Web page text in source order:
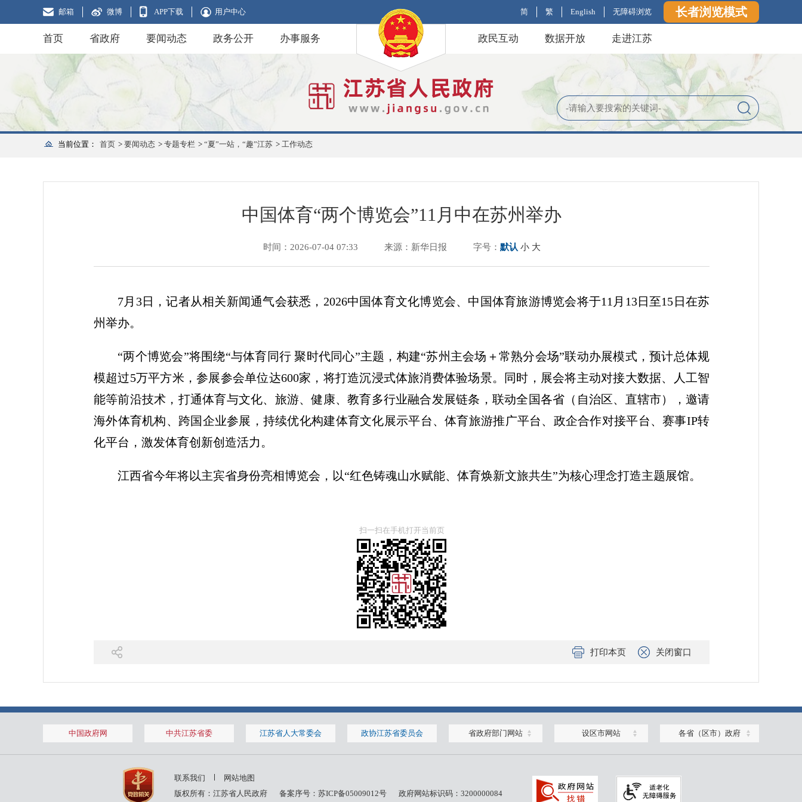
邮箱 微博 APP下载 用户中心 简 繁 English 无障碍浏览 长者浏览模式
首页 省政府 要闻动态 政务公开 办事服务 政民互动 数据开放 走进江苏
当前位置： 首页 > 要闻动态 > 专题专栏 > “夏”一站，“趣”江苏 > 工作动态
中国体育“两个博览会”11月中在苏州举办
时间：2026-07-04 07:33 来源：新华日报 字号： 默认 小 大
7月3日，记者从相关新闻通气会获悉，2026中国体育文化博览会、中国体育旅游博览会将于11月13日至15日在苏
州举办。
“两个博览会”将围绕“与体育同行 聚时代同心”主题，构建“苏州主会场＋常熟分会场”联动办展模式，预计总体规
模超过5万平方米，参展参会单位达600家，将打造沉浸式体旅消费体验场景。同时，展会将主动对接大数据、人工智
能等前沿技术，打通体育与文化、旅游、健康、教育多行业融合发展链条，联动全国各省（自治区、直辖市），邀请
海外体育机构、跨国企业参展，持续优化构建体育文化展示平台、体育旅游推广平台、政企合作对接平台、赛事IP转
化平台，激发体育创新创造活力。
江西省今年将以主宾省身份亮相博览会，以“红色铸魂山水赋能、体育焕新文旅共生”为核心理念打造主题展馆。
扫一扫在手机打开当前页
打印本页 关闭窗口
中国政府网 中共江苏省委 江苏省人大常委会 政协江苏省委员会 省政府部门网站 设区市网站 各省（区市）政府
联系我们
网站地图
版权所有：江苏省人民政府
备案序号： 苏ICP备05009012号 政府网站标识码：3200000084